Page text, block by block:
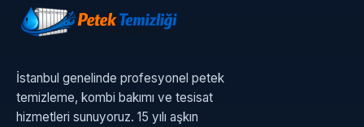
İstanbul genelinde profesyonel petek
temizleme, kombi bakımı ve tesisat
hizmetleri sunuyoruz. 15 yılı aşkın